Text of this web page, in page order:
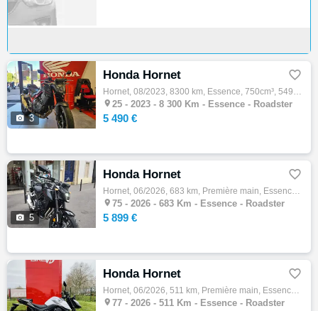
 3
Honda Hornet 
Hornet, 08/2023, 8300 km, Essence, 750cm³, 5490 € Equipements : Honda cb750 hornet du00 KMS Shifter reprise et financement possible Full ou…
 25 - 2023 - 8 300 Km - Essence - Roadster
5 490 €
 5
Honda Hornet 
Hornet, 06/2026, 683 km, Première main, Essence, 500cm³, Couleur noir, 5899 € Equipements : ABS,Assurance sur place,Démarches administrativ…
 75 - 2026 - 683 Km - Essence - Roadster
5 899 €
Honda Hornet 
Hornet, 06/2026, 511 km, Première main, Essence, 750cm³, Couleur gris, 6990 € Equipements : *1er main *véhicule direction *faire fin de rod…
 77 - 2026 - 511 Km - Essence - Roadster